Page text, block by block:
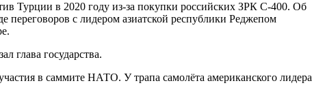
Турции в 2020 году из-за покупки российских ЗРК С-400. Об
переговоров с лидером азиатской республики Реджепом
глава государства.
в саммите НАТО. У трапа самолёта американского лидера